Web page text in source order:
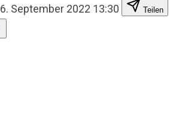
6. September 2022 13:30 Teilen